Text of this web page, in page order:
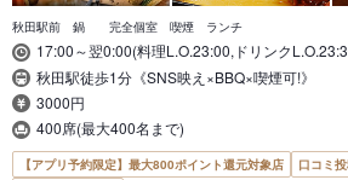
秋田駅前 鍋 完全個室 喫煙 ランチ
17:00～翌0:00(料理L.O.23:00,ドリンク
秋田駅徒歩1分《SNS映え×BBQ×喫煙可!》
3000円
400席(最大400名まで)
【アプリ予約限定】最大800ポイント還元対象店
口コミ